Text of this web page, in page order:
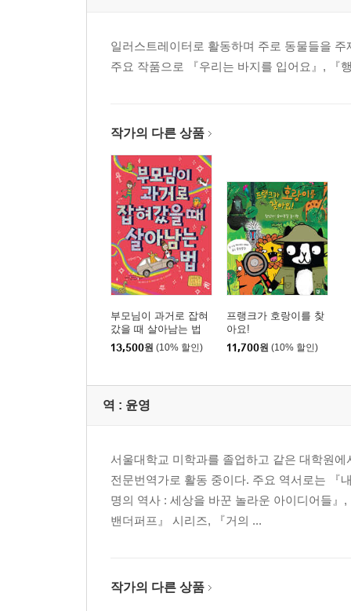
일러스트레이터로 활동하며 주로 동물들을
주요 작품으로 『우리는 바지를 입어요』, 『
작가의 다른 상품
부모님이 과거로 잡혀
갔을 때 살아남는 법
13,500원 (10% 할인)
프랭크가 호랑이를 찾
아요!
11,700원 (10% 할인)
역 : 윤영
서울대학교 미학과를 졸업하고 같은 대학원
전문번역가로 활동 중이다. 주요 역서로는 『
명의 역사 : 세상을 바꾼 놀라운 아이디어들
밴더퍼프』 시리즈, 『거의 ...
작가의 다른 상품